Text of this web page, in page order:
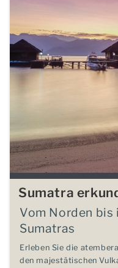
Sumatra
Vom Norden bis
Sumatras
Erleben Sie die
den majestätischen